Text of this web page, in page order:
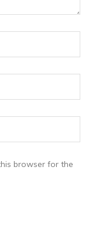
browser for the